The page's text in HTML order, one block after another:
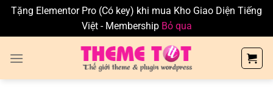
Tặng Elementor Pro (Có key) khi mua Kho Giao Diện Tiếng
Việt - Membership Bỏ qua